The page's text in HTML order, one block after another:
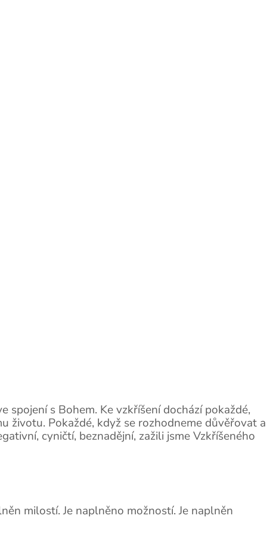
spojení s Bohem. Ke vzkříšení dochází pokaždé,
životu. Pokaždé, když se rozhodneme důvěřovat a
cyničtí, beznadějní, zažili jsme Vzkříšeného
milostí. Je naplněno možností. Je naplněn